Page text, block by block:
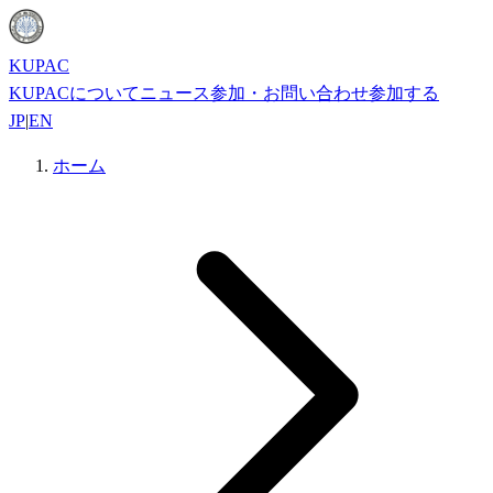
KUPAC
KUPACについてニュース参加・お問い合わせ参加する
JP|EN
ホーム